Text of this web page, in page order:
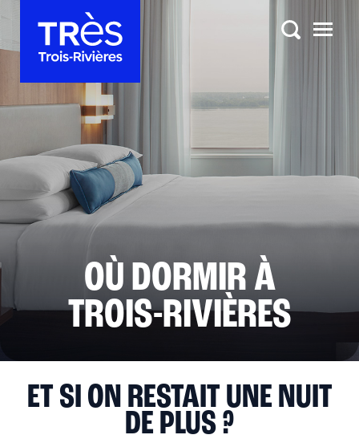
OÙ DORMIR À
TROIS-RIVIÈRES
ET SI ON RESTAIT UNE NUIT
DE PLUS ?